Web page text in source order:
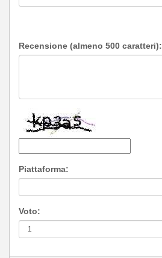
Recensione (almeno 500 caratteri):
Piattaforma:
Voto: